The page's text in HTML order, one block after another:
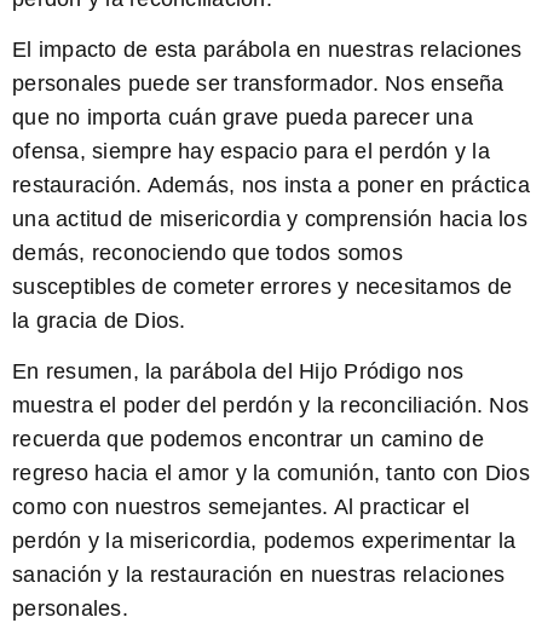
El impacto de esta parábola en nuestras relaciones
personales puede ser transformador. Nos enseña
que no importa cuán grave pueda parecer una
ofensa, siempre hay espacio para el perdón y la
restauración. Además, nos insta a poner en práctica
una actitud de misericordia y comprensión hacia los
demás, reconociendo que todos somos
susceptibles de cometer errores y necesitamos de
la gracia de Dios.
En resumen, la parábola del Hijo Pródigo nos
muestra el poder del perdón y la reconciliación. Nos
recuerda que podemos encontrar un camino de
regreso hacia el amor y la comunión, tanto con Dios
como con nuestros semejantes. Al practicar el
perdón y la misericordia, podemos experimentar la
sanación y la restauración en nuestras relaciones
personales.